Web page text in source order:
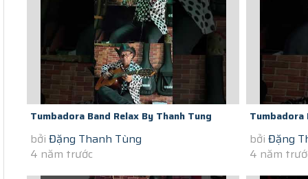
Tumbadora Band Relax By Thanh Tung
Violon In Saigon Social Distance...
bởi Đặng Thanh Tùng
4 năm trước
Tumbadora
Violon In
bởi Đặng
4 năm